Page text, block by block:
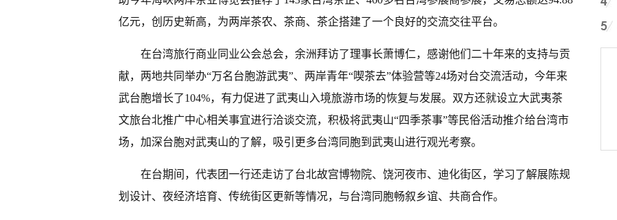
亿元，创历史新高，为两岸茶农、茶商、茶企搭建了一个良好的交流交往平台。
在台湾旅行商业同业公会总会，余洲拜访了理事长萧博仁，感谢他们二十年来的支持与贡
献，两地共同举办“万名台胞游武夷”、两岸青年“喫茶去”体验营等24场对台交流活动，今年来
武台胞增长了104%，有力促进了武夷山入境旅游市场的恢复与发展。双方还就设立大武夷茶
文旅台北推广中心相关事宜进行洽谈交流，积极将武夷山“四季茶事”等民俗活动推介给台湾市
场，加深台胞对武夷山的了解，吸引更多台湾同胞到武夷山进行观光考察。
在台期间，代表团一行还走访了台北故宫博物院、饶河夜市、迪化街区，学习了解展陈规
划设计、夜经济培育、传统街区更新等情况，与台湾同胞畅叙乡谊、共商合作。